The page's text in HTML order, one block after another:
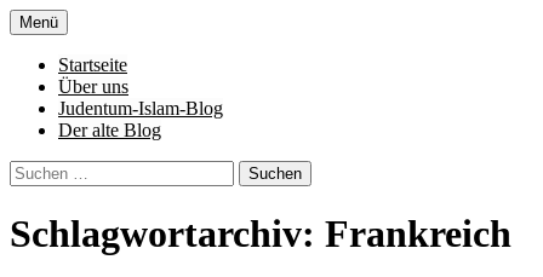
Zum
Inhalt
springen
Al-Adala.de
von allem
Menü
Startseite
Über uns
Judentum-Islam-Blog
Der alte Blog
Suchen
nach:
Schlagwortarchiv: Frankreich